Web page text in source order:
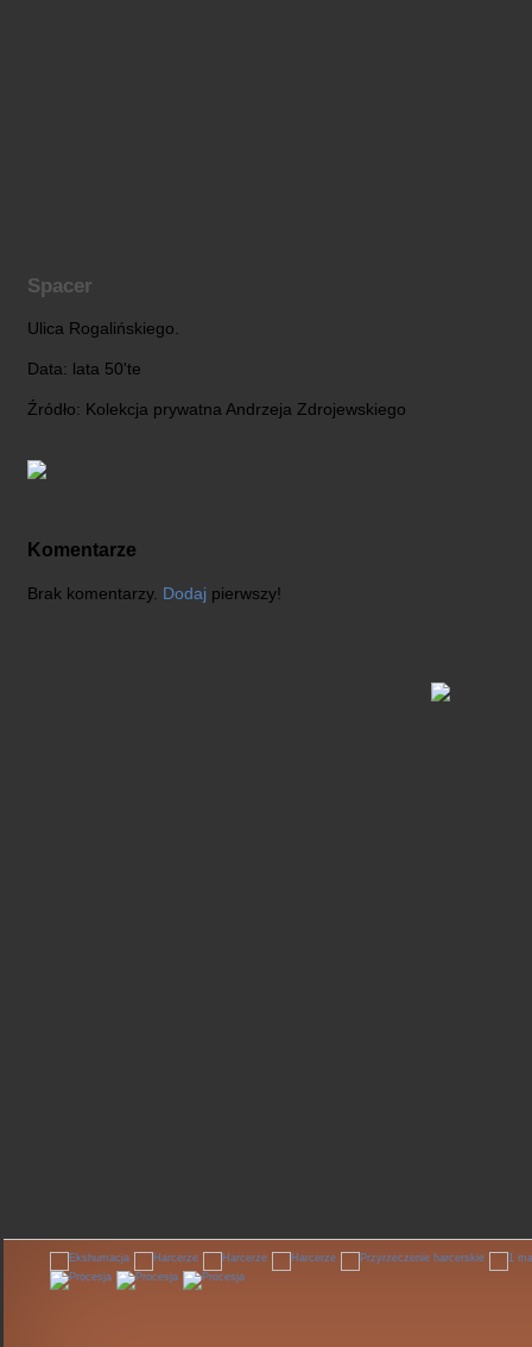
Spacer
Ulica Rogalińskiego.
Data: lata 50'te
Źródło: Kolekcja prywatna Andrzeja Zdrojewskiego
Komentarze
Brak komentarzy. Dodaj pierwszy!